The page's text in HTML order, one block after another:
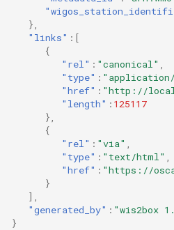
},
"links" :[
{
"rel" : "canonical" ,
"type" :
"href" : "http://
"length" : 125117
},
{
"rel" : "via" ,
"type" : "text/html" ,
"href" : "https://
}
],
"generated_by" : "wis2box
}